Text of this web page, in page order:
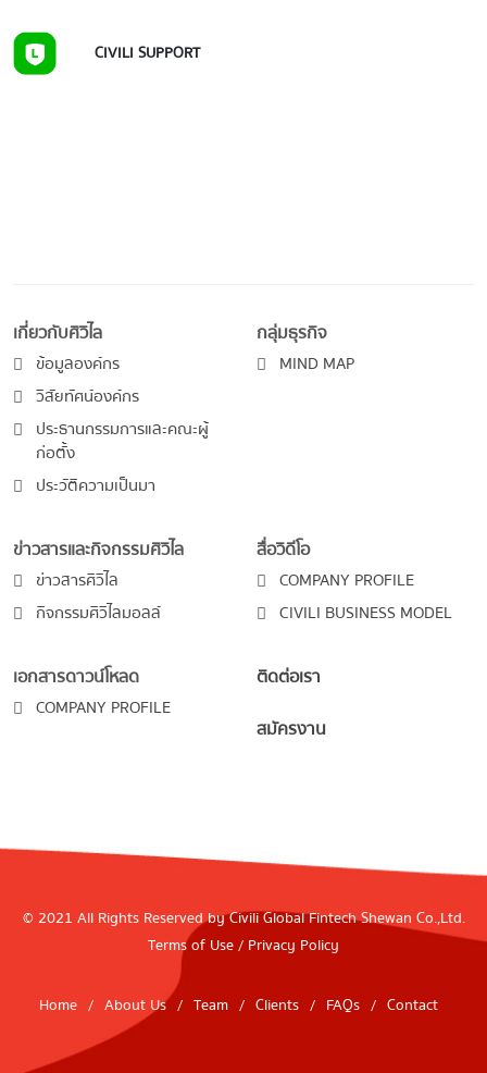
CIVILI SUPPORT
เกี่ยวกับศิวิไล
ข้อมูลองค์กร
วิสัยทัศน์องค์กร
ประธานกรรมการและคณะผู้
ก่อตั้ง
ประวัติความเป็นมา
กลุ่มธุรกิจ
MIND MAP
ข่าวสารและกิจกรรมศิวิไล
ข่าวสารศิวิไล
กิจกรรมศิวิไลมอลล์
สื่อวิดีโอ
COMPANY PROFILE
CIVILI BUSINESS MODEL
เอกสารดาวน์โหลด
COMPANY PROFILE
ติดต่อเรา
สมัครงาน
© 2021 All Rights Reserved by Civili Global Fintech Shewan Co.,Ltd.
Terms of Use/ Privacy Policy
Home / About Us / Team / Clients / FAQs / Contact